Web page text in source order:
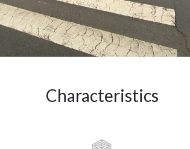
Characteristics